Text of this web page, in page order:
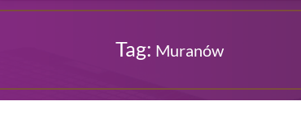
Tag: Muranów